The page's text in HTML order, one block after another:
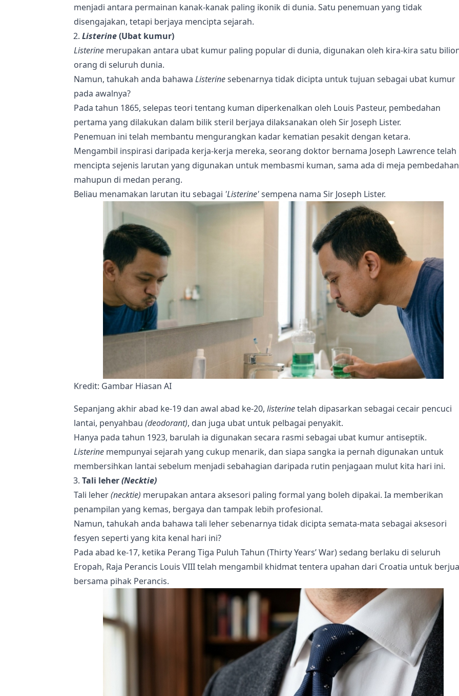
menjadi antara permainan kanak-kanak paling ikonik di dunia. Satu penemuan yang tidak
disengajakan, tetapi berjaya mencipta sejarah.
Listerine(Ubat kumur)
Listerine merupakan antara ubat kumur paling popular di dunia, digunakan oleh kira-kira satu
orang di seluruh dunia.
Namun, tahukah anda bahawa Listerinesebenarnya tidak dicipta untuk tujuan sebagai ubat kumur
pada awalnya?
Pada tahun 1865, selepas teori tentang kuman diperkenalkan oleh Louis Pasteur, pembedahan
pertama yang dilakukan dalam bilik steril berjaya dilaksanakan oleh Sir Joseph Lister.
Penemuan ini telah membantu mengurangkan kadar kematian pesakit dengan ketara.
Mengambil inspirasi daripada kerja-kerja mereka, seorang doktor bernama Joseph Lawrence telah
mencipta sejenis larutan yang digunakan untuk membasmi kuman, sama ada di meja pembedahan
mahupun di medan perang.
Beliau menamakan larutan itu sebagai 'Listerine'sempena nama Sir Joseph Lister.
Kredit: Gambar Hiasan AI
Sepanjang akhir abad ke-19 dan awal abad ke-20, listerinetelah dipasarkan sebagai cecair pencuci
lantai, penyahbau (deodorant), dan juga ubat untuk pelbagai penyakit.
Hanya pada tahun 1923, barulah ia digunakan secara rasmi sebagai ubat kumur antiseptik.
Listerine mempunyai sejarah yang cukup menarik, dan siapa sangka ia pernah digunakan untuk
membersihkan lantai sebelum menjadi sebahagian daripada rutin penjagaan mulut kita hari ini.
Tali leher(Necktie)
Tali leher(necktie) merupakan antara aksesori paling formal yang boleh dipakai. Ia memberikan
penampilan yang kemas, bergaya dan tampak lebih profesional.
Namun, tahukah anda bahawa tali leher sebenarnya tidak dicipta semata-mata sebagai aksesori
fesyen seperti yang kita kenal hari ini?
Pada abad ke-17, ketika Perang Tiga Puluh Tahun (Thirty Years’ War) sedang berlaku di seluruh
Eropah, Raja Perancis Louis VIII telah mengambil khidmat tentera upahan dari Croatia untuk
bersama pihak Perancis.